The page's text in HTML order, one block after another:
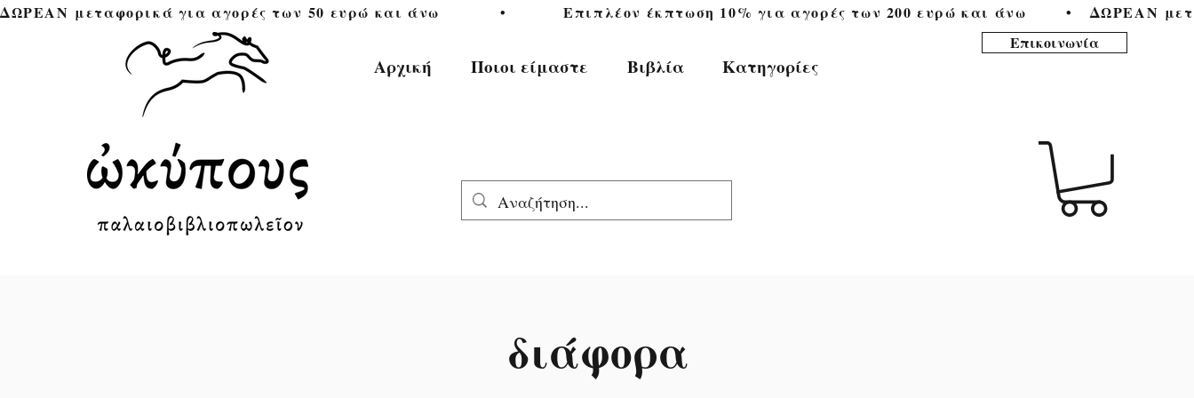
ΔΩΡΕΑΝ μεταφορικά για αγορές των 50 ευρώ και άνω            •           Επιπλέον έκπτωση 10% για αγορές των 200 ευρώ και άνω        •
Επικοινωνία
Αρχική Ποιοι είμαστε Βιβλία Κατηγορίες
διάφορα